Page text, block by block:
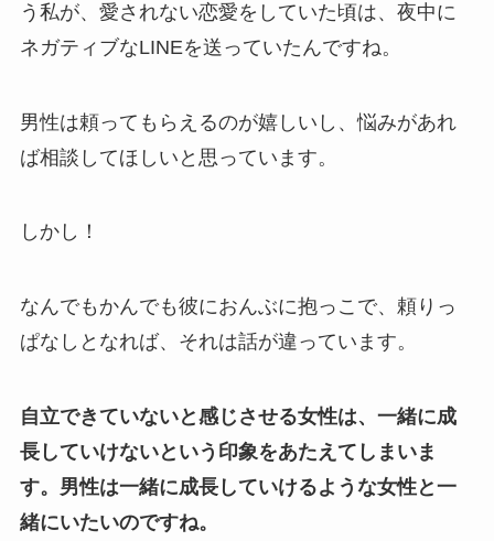
う私が、愛されない恋愛をしていた頃は、夜中に
ネガティブなLINEを送っていたんですね。
男性は頼ってもらえるのが嬉しいし、悩みがあれ
ば相談してほしいと思っています。
しかし！
なんでもかんでも彼におんぶに抱っこで、頼りっ
ぱなしとなれば、それは話が違っています。
自立できていないと感じさせる女性は、一緒に成
長していけないという印象をあたえてしまいま
す。男性は一緒に成長していけるような女性と一
緒にいたいのですね。